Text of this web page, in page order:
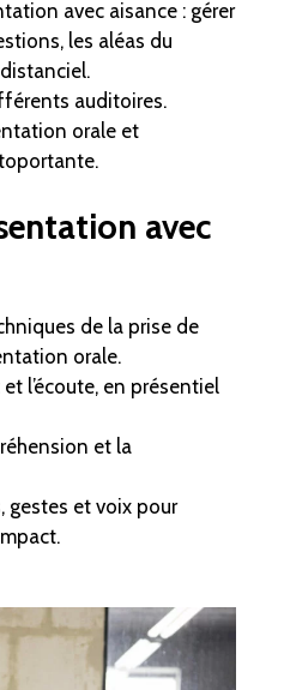
avec aisance : gérer
les aléas du
auditoires.
orale et
avec
de la prise de
orale.
l’écoute, en présentiel
et la
gestes et voix pour